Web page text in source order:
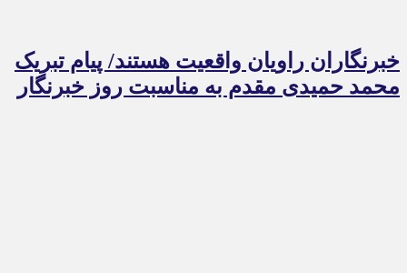
خبرنگاران راویان واقعیت هستند/ پیام تبریک
محمد حمیدی مقدم به مناسبت روز خبرنگار